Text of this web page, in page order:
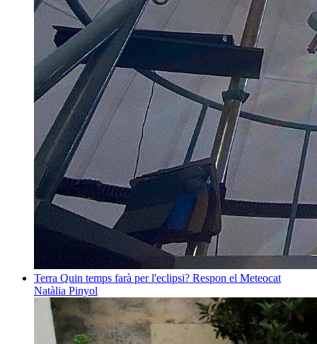
Terra Quin temps farà per l'eclipsi? Respon el Meteocat
Natàlia Pinyol